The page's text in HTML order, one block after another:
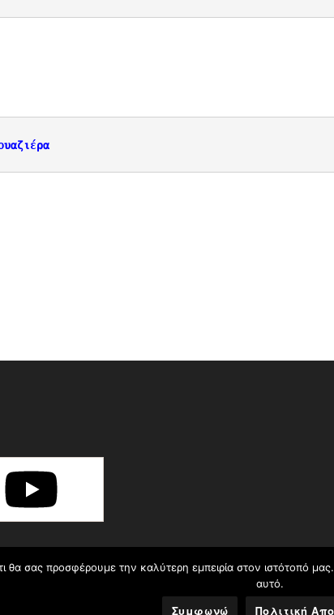
θα σας προσφέρουμε την καλύτερη εμπειρία στον ιστότοπό
αυτό.
Συμφωνώ Πολιτική